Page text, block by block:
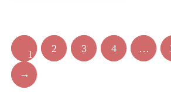
1 2 3 4 …
→